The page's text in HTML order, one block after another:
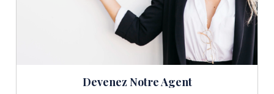
Devenez Notre Agent